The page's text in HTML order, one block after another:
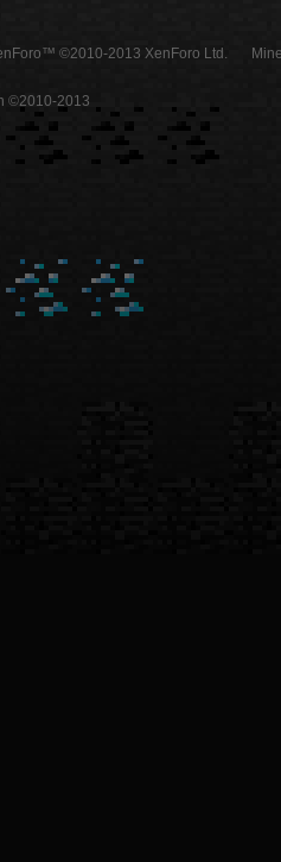
©2010-2013 XenForo Ltd.
©2010-2013